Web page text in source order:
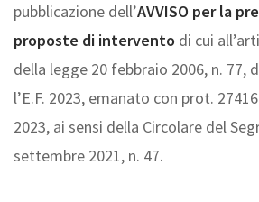
pubblicazione dell’AVVISO per la
proposte di intervento di cui
della legge 20 febbraio 2006, n. 77,
l’E.F. 2023, emanato con prot.
2023, ai sensi della Circolare del
settembre 2021, n. 47.